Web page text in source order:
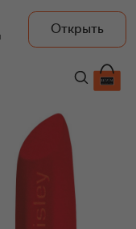
Открыть
6 990 ₽